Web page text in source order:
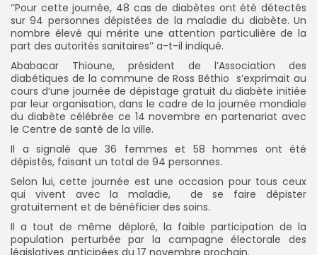
‘’Pour cette journée, 48 cas de diabètes ont été détectés
sur 94 personnes dépistées de la maladie du diabète. Un
nombre élevé qui mérite une attention particulière de la
part des autorités sanitaires’’ a-t-il indiqué.
Ababacar Thioune, président de l’Association des
diabétiques de la commune de Ross Béthio s’exprimait au
cours d’une journée de dépistage gratuit du diabète initiée
par leur organisation, dans le cadre de la journée mondiale
du diabète célébrée ce 14 novembre en partenariat avec
le Centre de santé de la ville.
Il a signalé que 36 femmes et 58 hommes ont été
dépistés, faisant un total de 94 personnes.
Selon lui, cette journée est une occasion pour tous ceux
qui vivent avec la maladie, de se faire dépister
gratuitement et de bénéficier des soins.
Il a tout de même déploré, la faible participation de la
population perturbée par la campagne électorale des